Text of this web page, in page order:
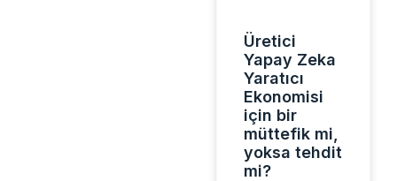
Üretici
Yapay Zeka
Yaratıcı
Ekonomisi
için bir
müttefik mi,
yoksa tehdit
mi?